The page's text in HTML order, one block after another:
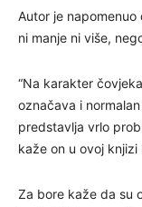
Autor je
ni manje ni više,
“Na karakter
označava i
predstavlja vrlo
kaže on u ovoj knjizi
Za bore kaže da su